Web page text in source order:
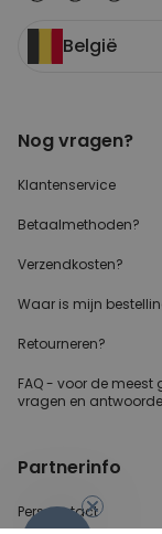
België
Nog vragen?
Klantenservice
Betaalmethoden?
Verzendkosten?
Waar is mijn
Retourneren?
FAQ - voor de meest
vragen en
Partnerinfo
Perscontact